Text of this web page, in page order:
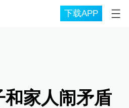
下载APP
和家人闹矛盾